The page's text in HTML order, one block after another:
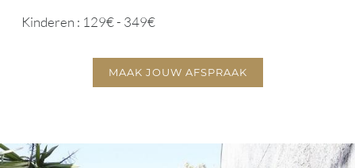
Kinderen : 129€ - 349€
MAAK JOUW AFSPRAAK